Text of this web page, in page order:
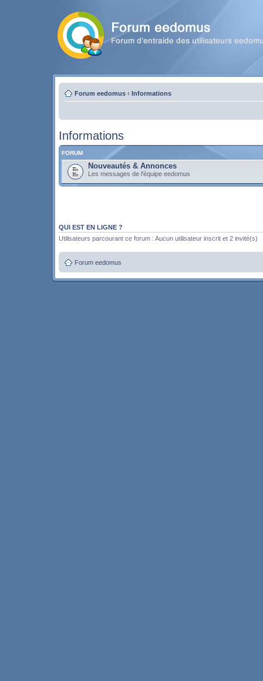
Forum eedomus ‹ Informations
Informations
FORUM
Nouveautés & Annonces
Les messages de l'équipe eedomus
QUI EST EN LIGNE ?
Utilisateurs parcourant ce forum : Aucun utilisateur inscrit et 2 invité(s)
Forum eedomus